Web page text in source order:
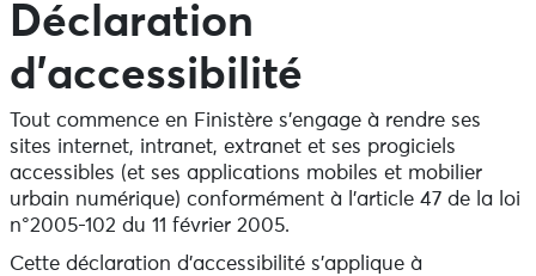
Déclaration
d’accessibilité
Tout commence en Finistère s’engage à rendre ses
sites internet, intranet, extranet et ses progiciels
accessibles (et ses applications mobiles et mobilier
urbain numérique) conformément à l’article 47 de la loi
n°2005-102 du 11 février 2005.
Cette déclaration d’accessibilité s’applique à